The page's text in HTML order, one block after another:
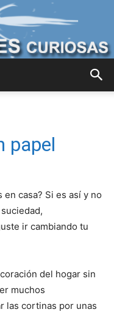
papel
casa? Si es así y no
ir cambiando tu
del hogar sin
muchos
las cortinas por unas